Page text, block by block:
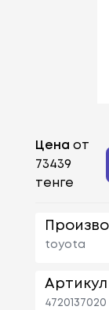
Цена от
73439
тенге
toyota
Артикул
4720137020